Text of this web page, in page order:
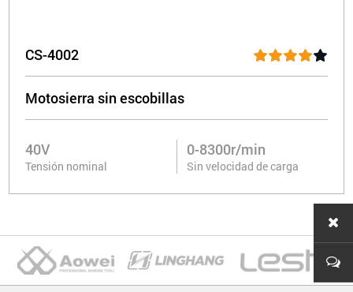
CS-4002
Motosierra sin escobillas
40V
Tensión nominal
0-8300r/min
Sin velocidad de carga